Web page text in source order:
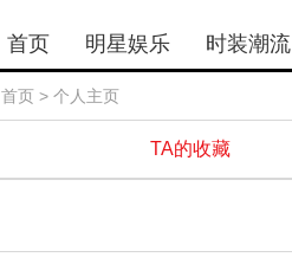
首页 明星娱乐 时装潮流
首页 > 个人主页
TA的收藏